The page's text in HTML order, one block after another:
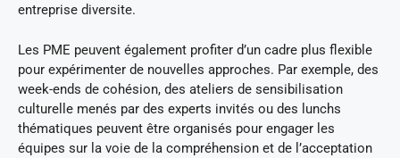
entreprise diversite.
Les PME peuvent également profiter d’un cadre plus flexible
pour expérimenter de nouvelles approches. Par exemple, des
week-ends de cohésion, des ateliers de sensibilisation
culturelle menés par des experts invités ou des lunchs
thématiques peuvent être organisés pour engager les
équipes sur la voie de la compréhension et de l’acceptation